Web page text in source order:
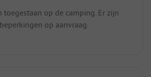
toegestaan op de camping. Er zijn
op aanvraag.